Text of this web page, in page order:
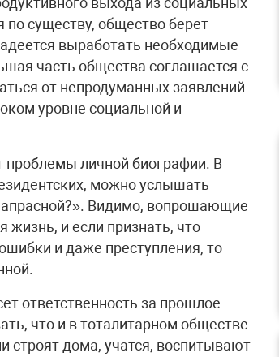
по существу, общество берет
выработать необходимые
часть общества соглашается с
от непродуманных заявлений
уровне социальной и
проблемы личной биографии. В
можно услышать
Видимо, вопрошающие
жизнь, и если признать, что
и даже преступления, то
ответственность за прошлое
что и в тоталитарном обществе
дома, учатся, воспитывают